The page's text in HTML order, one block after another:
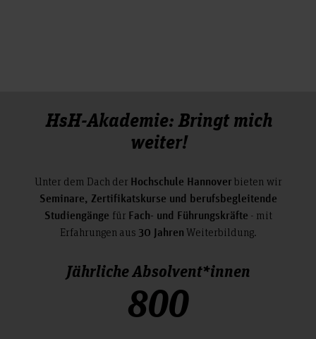
HsH-Akademie: Bringt mich
weiter!
Unter dem Dach der Hochschule Hannover bieten wir
Seminare, Zertifikatskurse und berufsbegleitende
Studiengänge für Fach- und Führungskräfte - mit
Erfahrungen aus 30 Jahren Weiterbildung.
Jährliche Absolvent*innen
800